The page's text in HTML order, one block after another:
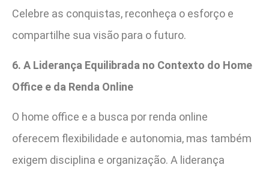
Celebre as conquistas, reconheça o esforço e
compartilhe sua visão para o futuro.
6. A Liderança Equilibrada no Contexto do Home
Office e da Renda Online
O home office e a busca por renda online
oferecem flexibilidade e autonomia, mas também
exigem disciplina e organização. A liderança